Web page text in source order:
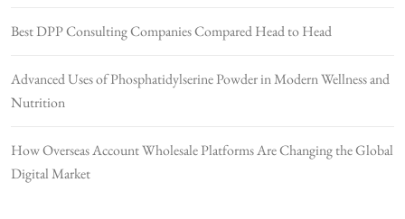
Best DPP Consulting Companies Compared Head to Head
Advanced Uses of Phosphatidylserine Powder in Modern Wellness and
Nutrition
How Overseas Account Wholesale Platforms Are Changing the Global
Digital Market